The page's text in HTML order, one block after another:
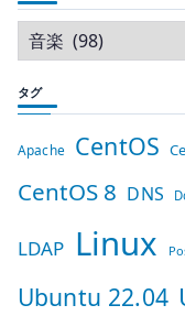
タグ
Apache CentOS
CentOS 8 DNS
LDAP Linux
Ubuntu 22.04